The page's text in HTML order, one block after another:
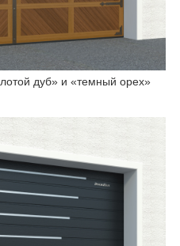
дуб» и «темный орех»